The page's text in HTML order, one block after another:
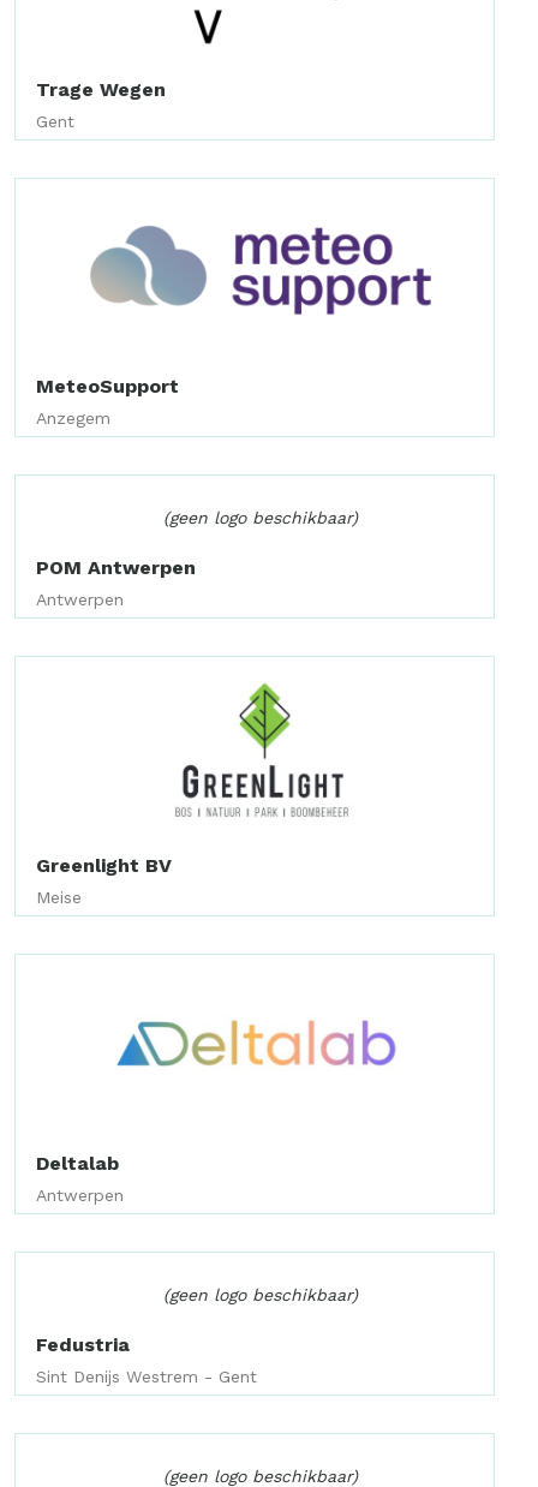
Trage Wegen
Gent
MeteoSupport
Anzegem
(geen logo beschikbaar)
POM Antwerpen
Antwerpen
Greenlight BV
Meise
Deltalab
Antwerpen
(geen logo beschikbaar)
Fedustria
Sint Denijs Westrem - Gent
(geen logo beschikbaar)